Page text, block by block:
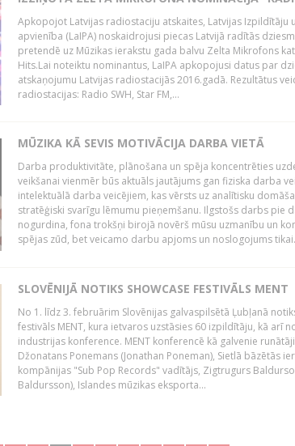
Apkopojot Latvijas radiostaciju atskaites, Latvijas Izpildītāju
apvienība (LaIPA) noskaidrojusi piecas Latvijā radītās
pretendē uz Mūzikas ierakstu gada balvu Zelta Mikrofons
Hits.Lai noteiktu nominantus, LaIPA apkopojusi datus par
atskaņojumu Latvijas radiostacijās 2016.gadā. Rezultātus
radiostacijas: Radio SWH, Star FM,...
MŪZIKA KĀ SEVIS MOTIVĀCIJA DARBA VIETĀ
Darba produktivitāte, plānošana un spēja koncentrēties
veikšanai vienmēr būs aktuāls jautājums gan fiziska darba
intelektuālā darba veicējiem, kas vērsts uz analītisku
stratēģiski svarīgu lēmumu pieņemšanu. Ilgstošs darbs pie
nogurdina, fona trokšņi birojā novērš mūsu uzmanību un
spējas zūd, bet veicamo darbu apjoms un noslogojums
SLOVĒNIJĀ NOTIKS SHOWCASE FESTIVĀLS MENT
No 1. līdz 3. februārim Slovēnijas galvaspilsētā Ļubļanā
festivāls MENT, kura ietvaros uzstāsies 60 izpildītāju, kā arī
industrijas konference. MENT konferencē kā galvenie
Džonatans Ponemans (Jonathan Poneman), Sietlā bāzētās
kompānijas "Sub Pop Records" vadītājs, Zigtrugurs
Baldursson), Islandes mūzikas eksporta...